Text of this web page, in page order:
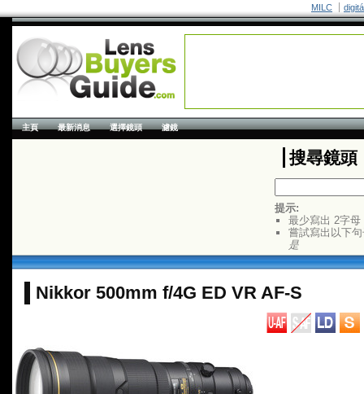
MILC
主頁 最新消息 選擇鏡頭 濾鏡
搜尋鏡頭
提示:
最少寫出 2字母
嘗試寫出以下
是
Nikkor 500mm f/4G ED VR AF-S